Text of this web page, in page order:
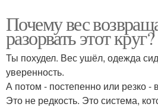
Почему вес
разорвать этот круг?
Ты похудел. Вес ушёл, одежда
уверенность.
А потом - постепенно или резко -
Это не редкость. Это система,